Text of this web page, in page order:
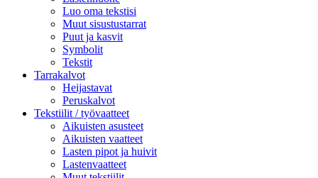
Luo oma tekstisi
Muut sisustustarrat
Puut ja kasvit
Symbolit
Tekstit
Tarrakalvot
Heijastavat
Peruskalvot
Tekstiilit / työvaatteet
Aikuisten asusteet
Aikuisten vaatteet
Lasten pipot ja huivit
Lastenvaatteet